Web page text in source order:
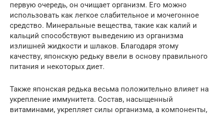
первую очередь, он очищает организм. Его можно
использовать как легкое слабительное и мочегонное
средство. Минеральные вещества, такие как калий и
кальций способствуют выведению из организма
излишней жидкости и шлаков. Благодаря этому
качеству, японскую редьку ввели в основу правильного
питания и некоторых диет.
Также японская редька весьма положительно влияет на
укрепление иммунитета. Состав, насыщенный
витаминами, укрепляет силы организма, а компоненты,